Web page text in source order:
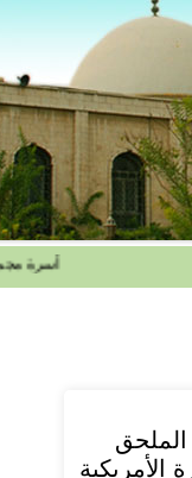
أسرة مجمع
الأمريكية